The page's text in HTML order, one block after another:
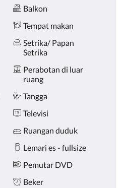
Balkon
Tempat makan
Setrika/ Papan
Setrika
Perabotan di luar
ruang
Tangga
Televisi
Ruangan duduk
Lemari es - fullsize
Pemutar DVD
Beker